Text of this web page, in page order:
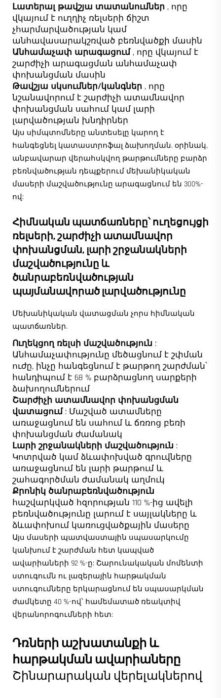
Լատերալ թավշյա տատանումներ , որը
վկայում է ուղղիչ ռելսերի ճիշտ
չհարմարվածության կամ
անհավասարակշռված բեռնվածքի մասին
Անհամաչափ արագացում , որը վկայում է
շարժիչի արագացման անհամաչափ
փոխանցման մասին
Թավշյա սկսումներ/կանգներ , որը
նշանավորում է շարժիչի ատամնավոր
փոխանցման սահում կամ լարի
լարվածության խնդիրներ
Այս սիմպտոմները անտեսելը կարող է
հանգեցնել կատաստրոֆալ ձախողման. օրինակ,
անբավարար վերահսկվող թարթումները բարձր
բեռնվածության դեպքերում մեխանիկական
մասերի մաշվածությունը արագացնում են 300%-
ով:
Հիմնական պատճառները՝ ուղեցույցի
ռելսերի, շարժիչի ատամնավոր
փոխանցման, լարի շրջանակների
մաշվածությունը և
ծանրաբեռնվածության
պայմանավորած լարվածությունը
Մեխանիկական վատացման չորս հիմնական
պատճառներ.
Ուղեկցող ռելսի մաշվածություն :
Անհամաչափությունը մեծացնում է շփման
ուժը, ինչը հանգեցնում է թարթող շարժման՝
հանդիպում է 68 % բարձրացնող սարքերի
ձախողումներում
Շարժիչի ատամնավոր փոխանցման
վատացում : Մաշված ատամները
առաջացնում են սահում և ճռռոց բեռի
փոխանցման ժամանակ
Լարի շրջանակների մաշվածություն :
Կոտրված կամ ձևափոխված գրուվները
առաջացնում են լարի թարթում և
շահագործման ժամանակ աղմուկ
Քրոնիկ ծանրաբեռնվածություն
հաշվարկված հզորության 110 %-ից ավելի
բեռնվածությունը լարում է սայլակները և
ձևափոխում կառուցվածքային մասերը
Այս մասերի պատվաստային սպասարկումը
կանխում է շարժման հետ կապված
ավարիաների 92 %-ը: Շարունակական մոմենտի
ստուգումն ու լազերային հարթակման
ստուգումները երկարացնում են սպասարկման
ժամկետը 40 %-ով՝ համեմատած ռեակտիվ
վերանորոգումների հետ:
Դռների աշխատանքի և
հարթակման ավարիաները
Շինարարական վերելակներով